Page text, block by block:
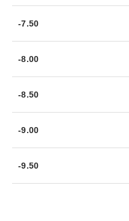
-7.50
-8.00
-8.50
-9.00
-9.50